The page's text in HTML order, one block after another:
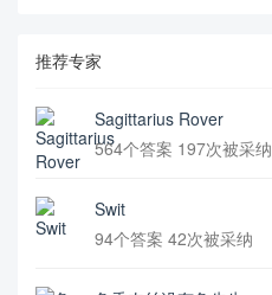
推荐专家
Sagittarius Rover
564个答案 197次被采纳
Swit
94个答案 42次被采纳